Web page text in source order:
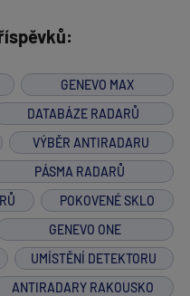
GENEVO MAX
DATABÁZE RADARŮ
VÝBĚR ANTIRADARU
PÁSMA RADARŮ
POKOVENÉ SKLO
GENEVO ONE
UMÍSTĚNÍ DETEKTORU
ANTIRADARY RAKOUSKO